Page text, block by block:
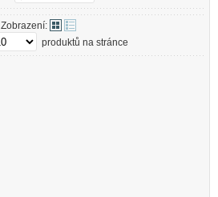
Zobrazení:
produktů na stránce